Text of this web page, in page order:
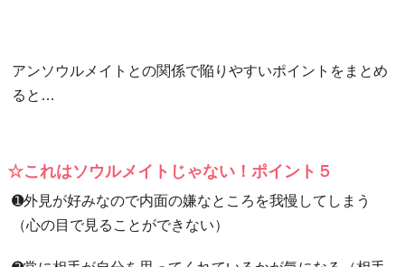
アンソウルメイトとの関係で陥りやすいポイントをまとめ
ると…
☆これはソウルメイトじゃない！ポイント５
➊外見が好みなので内面の嫌なところを我慢してしまう
（心の目で見ることができない）